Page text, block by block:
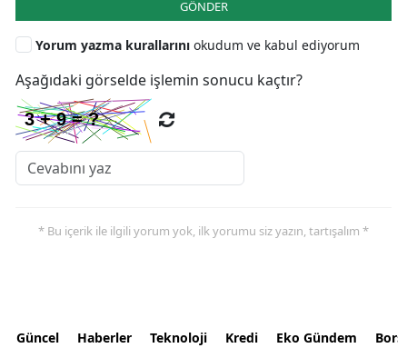
GÖNDER
Yorum yazma kurallarını okudum ve kabul ediyorum
Aşağıdaki görselde işlemin sonucu kaçtır?
* Bu içerik ile ilgili yorum yok, ilk yorumu siz yazın, tartışalım *
Güncel Haberler Teknoloji Kredi Eko Gündem